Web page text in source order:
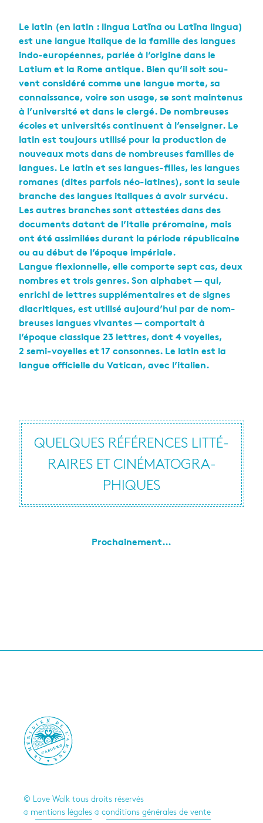
Le latin (en latin : lin­gua Latīna ou Latīna lin­gua)
est une langue ita­lique de la famille des langues
indo-euro­péennes, par­lée à l’ori­gine dans le
Latium et la Rome antique. Bien qu’il soit sou­
vent consi­déré comme une langue morte, sa
connais­sance, voire son usage, se sont main­te­nus
à l’uni­ver­sité et dans le clergé. De nom­breuses
écoles et uni­ver­si­tés conti­nuent à l’en­sei­gner. Le
latin est tou­jours uti­lisé pour la pro­duc­tion de
nou­veaux mots dans de nom­breuses familles de
langues. Le latin et ses langues-filles, les langues
romanes (dites par­fois néo-latines), sont la seule
branche des langues ita­liques à avoir sur­vécu.
Les autres branches sont attes­tées dans des
docu­ments datant de l’Ita­lie pré­ro­maine, mais
ont été assi­mi­lées durant la période répu­bli­caine
ou au début de l’époque impé­riale.
Langue flexion­nelle, elle com­porte sept cas, deux
nombres et trois genres. Son alpha­bet — qui,
enri­chi de lettres sup­plé­men­taires et de signes
dia­cri­tiques, est uti­lisé aujour­d’hui par de nom­
breuses langues vivantes — com­por­tait à
l’époque clas­sique 23 lettres, dont 4 voyelles,
2 semi-voyelles et 17 consonnes. Le latin est la
langue offi­cielle du Vati­can, avec l’ita­lien.
QUELQUES RÉFÉ­RENCES LIT­TÉ­
RAIRES ET CINÉ­MA­TO­GRA­
PHIQUES
Pro­chai­ne­ment…

© Love Walk tous droits réservés
⌽ mentions légales ⌽ conditions générales de vente